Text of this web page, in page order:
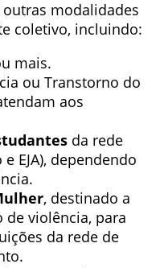
modalidades
coletivo, incluindo:
mais.
ou Transtorno do
aos
da rede
EJA), dependendo
, destinado a
de violência, para
da rede de